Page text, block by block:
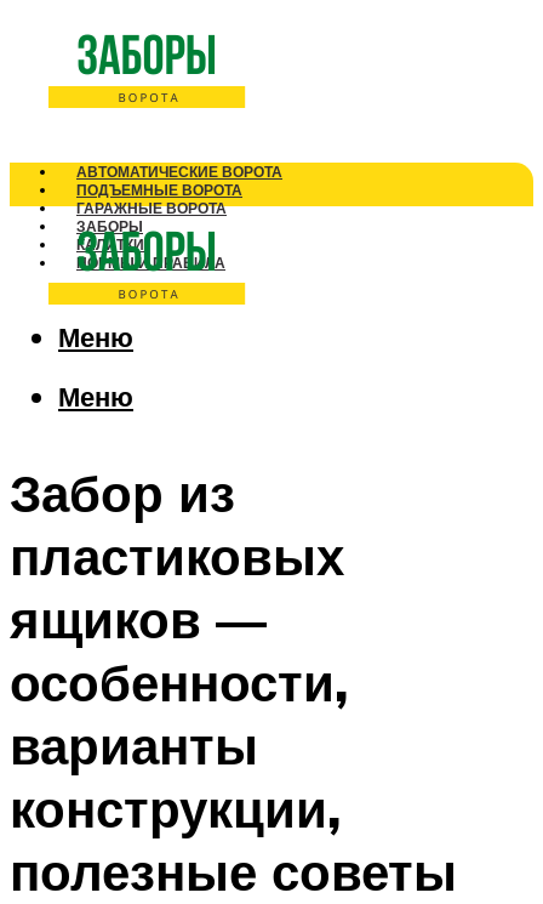
АВТОМАТИЧЕСКИЕ ВОРОТА
ПОДЪЕМНЫЕ ВОРОТА
ГАРАЖНЫЕ ВОРОТА
ЗАБОРЫ
КАЛИТКИ
НОРМЫ И ПРАВИЛА
Меню
Меню
Забор из
пластиковых
ящиков —
особенности,
варианты
конструкции,
полезные советы